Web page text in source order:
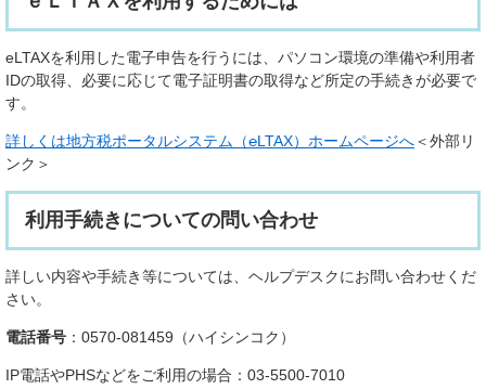
eLTAXを利用した電子申告を行うには、パソコン環境の準備や利用者
IDの取得、必要に応じて電子証明書の取得など所定の手続きが必要で
す。
詳しくは地方税ポータルシステム（℮LTAX）ホームページへ＜外部リ
ンク＞
利用手続きについての問い合わせ
詳しい内容や手続き等については、ヘルプデスクにお問い合わせくだ
さい。
電話番号 ：0570-081459（ハイシンコク）
IP電話やPHSなどをご利用の場合：03-5500-7010